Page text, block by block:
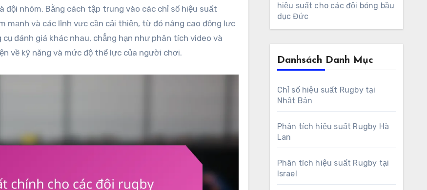
nhóm. Bằng cách tập trung vào các chỉ số hiệu suất
mạnh và các lĩnh vực cần cải thiện, từ đó nâng cao động lực
đánh giá khác nhau, chẳng hạn như phân tích video và
về kỹ năng và mức độ thể lực của người chơi.
hiệu suất cho các đội bóng bầu
dục Đức
Danhsách Danh Mục
Chỉ số hiệu suất Rugby tại
Nhật Bản
Phân tích hiệu suất Rugby Hà
Lan
Phân tích hiệu suất Rugby tại
Israel